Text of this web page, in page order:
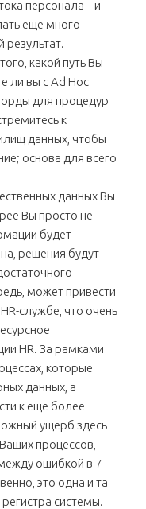
персонала – и
еще много
какой путь Вы
ли вы с Ad Hoc
для процедур
к
данных, чтобы
основа для всего
данных Вы
Вы просто не
будет
решения будут
может привести
службе, что очень
HR. За рамками
которые
данных, а
к еще более
ущерб здесь
процессов,
ошибкой в 7
это одна и та
системы.